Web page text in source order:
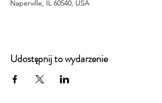
Naperville, IL 60540, USA
Udostępnij to wydarzenie